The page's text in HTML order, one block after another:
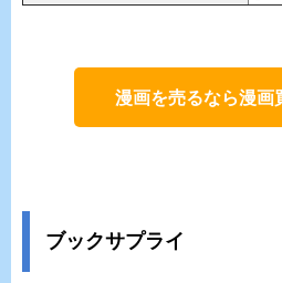
漫画を売るなら漫画
ブックサプライ